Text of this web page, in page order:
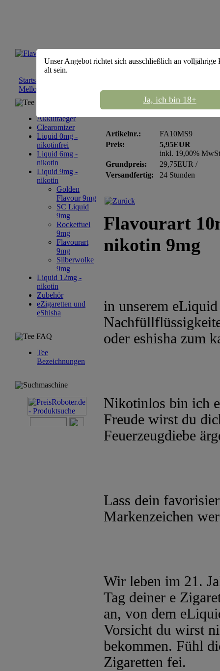
Startseite
Mellow Sunset- nikotin 9mg
Tee Sortiment
Akkutraeger
Clearomizer
Liquid 0mg -
nikotinfrei
Liquid 6mg -
nikotin
Liquid 9mg -
nikotin
Golden
Flavour 9mg
SC Liquid
9mg
Rocketfuel
9mg
Flavourart
9mg
Silberwolke
9mg
Liquid 12mg -
nikotin
Zubehör
eZigaretten und
eShisha
Tee FAQ
Tee
Bezeichnungen
Suchmaschine
Flavourart 10ml
Artikelnr.:
FA10MS9
Preis:
5,95EUR
inkl. 19,00%
Grundpreis:
29,75EUR /
Versandfertig:
24 Stunden
Flavourart
nikotin 9mg
in unserem
oder eshisha zum
Nikotinlos bin ich
Freude wirst du
Feuerzeugdiebe
Lass dein
Markenzeichen
Wir leben im 21.
Tag deiner e
an, von dem
Vorsicht du wirst
bekommen. Fühl
Zigaretten fei.
Unser Angebot richtet sich ausschließlich an volljährige
alt sein.
Ja, ich bin 18+